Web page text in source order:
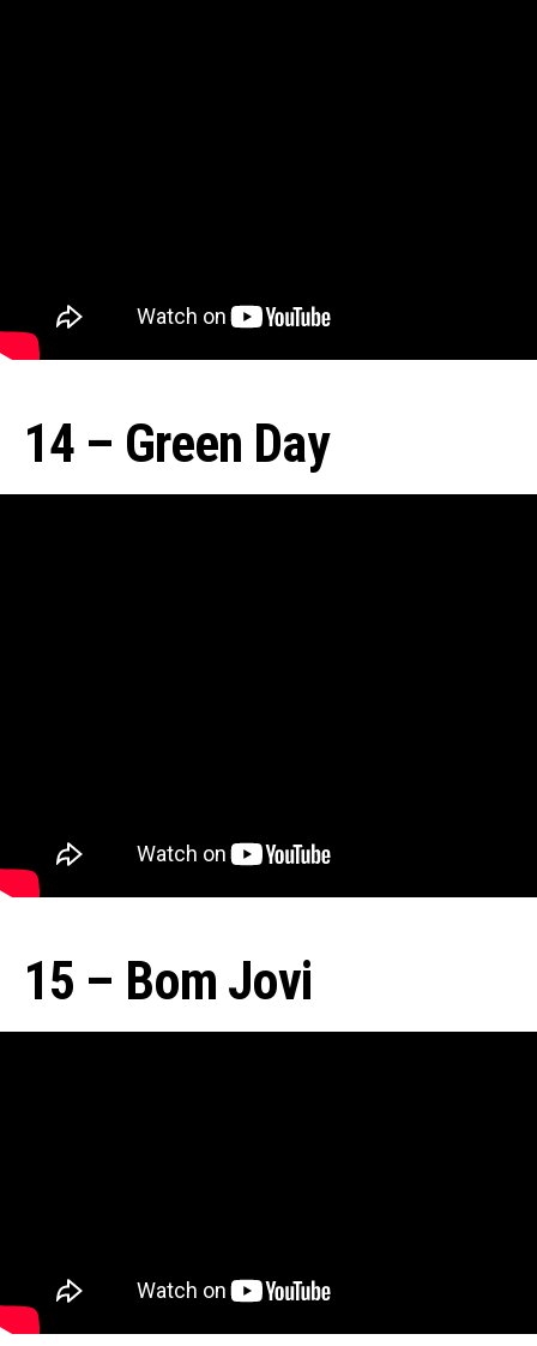
14 – Green Day
15 – Bom Jovi